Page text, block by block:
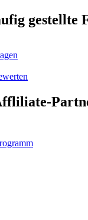
gestellte